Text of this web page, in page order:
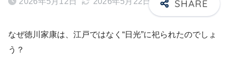
なぜ徳川家康は、江戸ではなく“日光”に祀られたのでしょ
う？